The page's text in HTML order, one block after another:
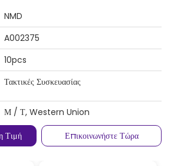
NMD
A002375
10pcs
Τακτικές Συσκευασίας
Μ / Τ, Western Union
Τιμή
Επικοινωνήστε Τώρα